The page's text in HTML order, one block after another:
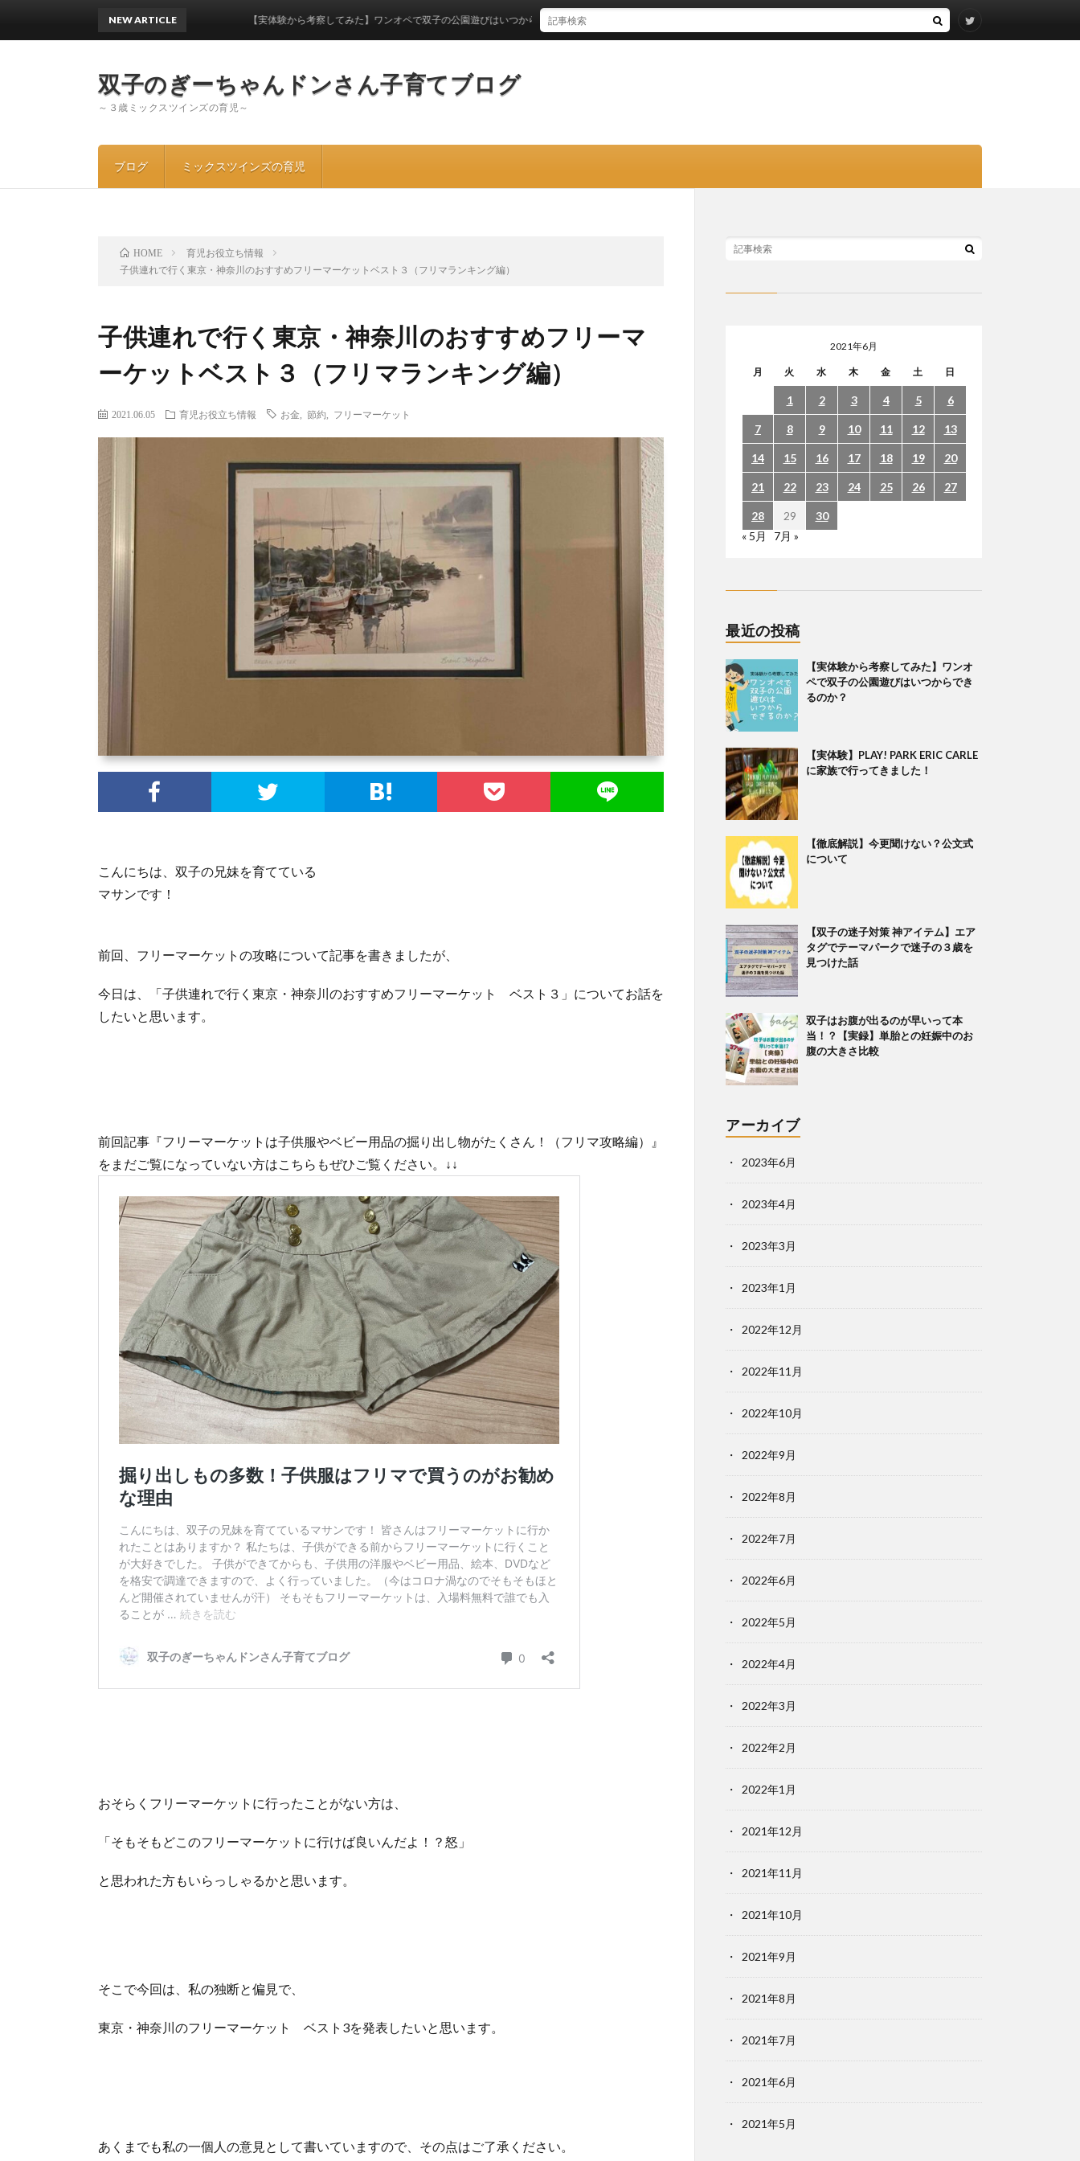
双子のぎーちゃんドンさん子育てブログ
～３歳ミックスツインズの育児～
ブログ ミックスツインズの育児
NEW ARTICLE 【実体験から考察してみた】ワンオペで双子の公園遊びはいつからできるのか？
HOME
育児お役立ち情報
子供連れで行く東京・神奈川のおすすめフリーマーケットベスト３（フリマランキング編）
子供連れで行く東京・神奈川のおすすめフリーマ
ーケットベスト３（フリマランキング編）
2021.06.05 育児お役立ち情報 お金 節約 フリーマーケット
こんにちは、双子の兄妹を育てている
マサンです！
前回、フリーマーケットの攻略について記事を書きましたが、
今日は、「子供連れで行く東京・神奈川のおすすめフリーマーケット ベスト３」についてお話を
したいと思います。
前回記事『フリーマーケットは子供服やベビー用品の掘り出し物がたくさん！（フリマ攻略編）』
をまだご覧になっていない方はこちらもぜひご覧ください。↓↓
おそらくフリーマーケットに行ったことがない方は、
「そもそもどこのフリーマーケットに行けば良いんだよ！？怒」
と思われた方もいらっしゃるかと思います。
そこで今回は、私の独断と偏見で、
東京・神奈川のフリーマーケット ベスト3を発表したいと思います。
あくまでも私の一個人の意見として書いていますので、その点はご了承ください。
2021年6月
月 火 水 木 金 土 日
1 2 3 4 5 6
7 8 9 10 11 12 13
14 15 16 17 18 19 20
21 22 23 24 25 26 27
28 29
30
« 5月
7月 »
最近の投稿
【実体験から考察してみた】ワンオ
ペで双子の公園遊びはいつからでき
るのか？
【実体験】PLAY! PARK ERIC CARLE
に家族で行ってきました！
【徹底解説】今更聞けない？公文式
について
【双子の迷子対策 神アイテム】エア
タグでテーマパークで迷子の３歳を
見つけた話
双子はお腹が出るのが早いって本
当！？【実録】単胎との妊娠中のお
腹の大きさ比較
アーカイブ
2023年6月
2023年4月
2023年3月
2023年1月
2022年12月
2022年11月
2022年10月
2022年9月
2022年8月
2022年7月
2022年6月
2022年5月
2022年4月
2022年3月
2022年2月
2022年1月
2021年12月
2021年11月
2021年10月
2021年9月
2021年8月
2021年7月
2021年6月
2021年5月